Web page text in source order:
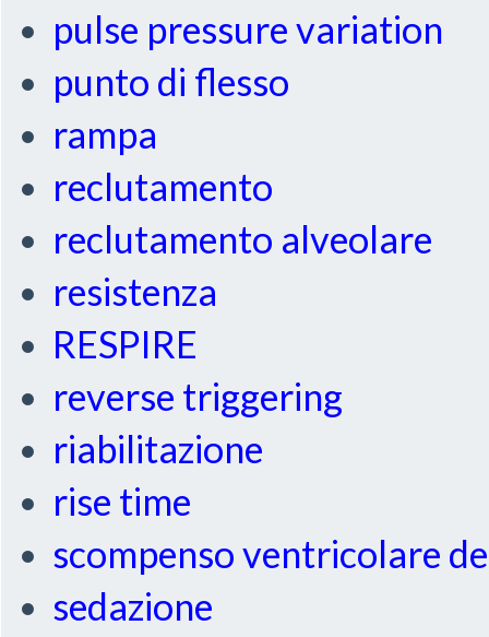
pulse pressure variation
punto di flesso
rampa
reclutamento
reclutamento alveolare
resistenza
RESPIRE
reverse triggering
riabilitazione
rise time
scompenso ventricolare
sedazione